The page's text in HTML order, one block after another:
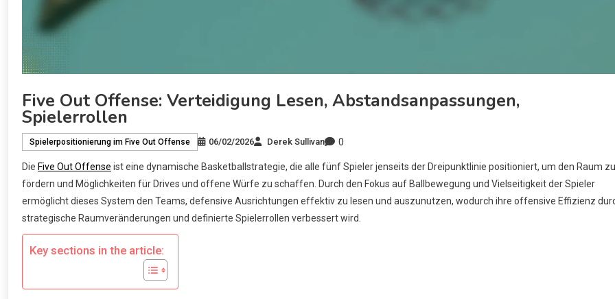
Five Out Offense: Verteidigung Lesen, Abstandsanpassungen,
Spielerrollen
Spielerpositionierung im Five Out Offense 06/02/2026 Derek Sullivan 0
Die Five Out Offense ist eine dynamische Basketballstrategie, die alle fünf Spieler jenseits der Dreipunktlinie positioniert, um den Raum zu
fördern und Möglichkeiten für Drives und offene Würfe zu schaffen. Durch den Fokus auf Ballbewegung und Vielseitigkeit der Spieler
ermöglicht dieses System den Teams, defensive Ausrichtungen effektiv zu lesen und auszunutzen, wodurch ihre offensive Effizienz
strategische Raumveränderungen und definierte Spielerrollen verbessert wird.
Key sections in the article: